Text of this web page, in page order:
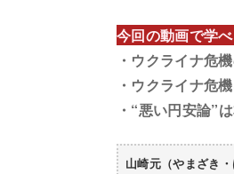
今回の動画で学
・ウクライナ危
・ウクライナ危
・“悪い円安論”
山崎元（やまざき・